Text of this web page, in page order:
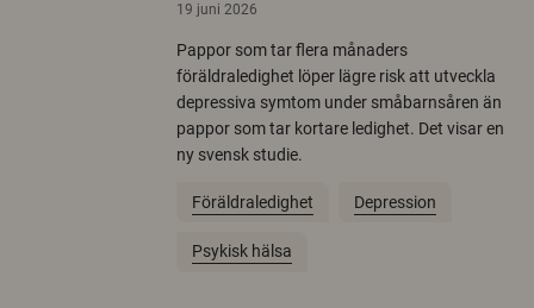
19 juni 2026
Pappor som tar flera månaders
föräldraledighet löper lägre risk att utveckla
depressiva symtom under småbarnsåren än
pappor som tar kortare ledighet. Det visar en
ny svensk studie.
Föräldraledighet Depression
Psykisk hälsa